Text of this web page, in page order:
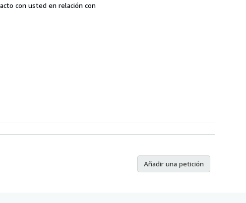
con usted en relación con
Añadir una petición